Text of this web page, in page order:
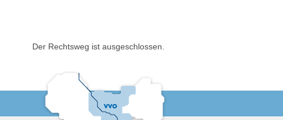
Der Rechtsweg ist ausgeschlossen.